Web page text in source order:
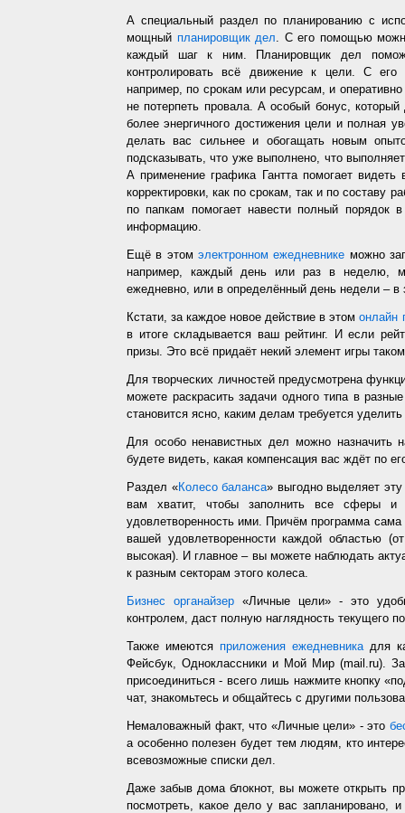
А специальный раздел по планированию с
мощный планировщик дел. С его помощью
каждый шаг к ним. Планировщик дел
контролировать всё движение к цели. С
например, по срокам или ресурсам, и
не потерпеть провала. А особый бонус,
более энергичного достижения цели и полная
делать вас сильнее и обогащать новым
подсказывать, что уже выполнено, что
А применение графика Гантта помогает
корректировки, как по срокам, так и по составу
по папкам помогает навести полный порядок
информацию.
Ещё в этомэлектронном ежедневнике можно
например, каждый день или раз в неделю,
ежедневно, или в определённый день недели – в
Кстати, за каждое новое действие в этомонлайн
в итоге складывается ваш рейтинг. И если
призы. Это всё придаёт некий элемент игры
Для творческих личностей предусмотрена
можете раскрасить задачи одного типа в
становится ясно, каким делам требуется
Для особо ненавистных дел можно назначить
будете видеть, какая компенсация вас ждёт по
Раздел «Колесо баланса» выгодно выделяет
вам хватит, чтобы заполнить все сферы и
удовлетворенность ими. Причём программа
вашей удовлетворенности каждой областью
высокая). И главное – вы можете наблюдать
к разным секторам этого колеса.
Бизнес органайзер «Личные цели» - это
контролем, даст полную наглядность текущего
Также имеются приложения ежедневникадля
Фейсбук, Одноклассники и Мой Мир (mail.ru).
присоединиться - всего лишь нажмите кнопку
чат, знакомьтесь и общайтесь с другими
Немаловажный факт, что «Личные цели» - это
а особенно полезен будет тем людям, кто
всевозможные списки дел.
Даже забыв дома блокнот, вы можете открыть
посмотреть, какое дело у вас запланировано,